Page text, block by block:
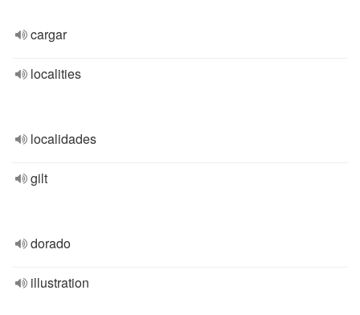
cargar
localities
localidades
gilt
dorado
illustration